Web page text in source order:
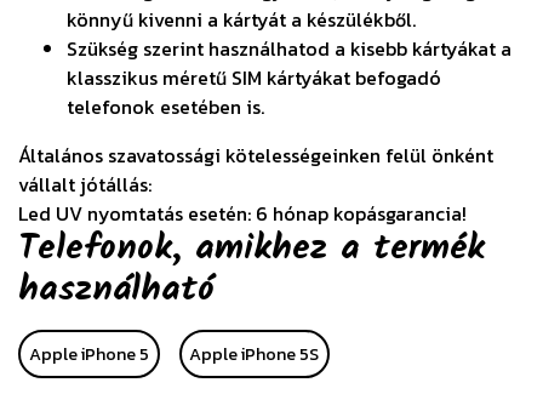
könnyű kivenni a kártyát a készülékből.
Szükség szerint használhatod a kisebb kártyákat a
klasszikus méretű SIM kártyákat befogadó
telefonok esetében is.
Általános szavatossági kötelességeinken felül önként
vállalt jótállás:
Led UV nyomtatás esetén: 6 hónap kopásgarancia!
Telefonok, amikhez a termék
használható
Apple iPhone 5 Apple iPhone 5S